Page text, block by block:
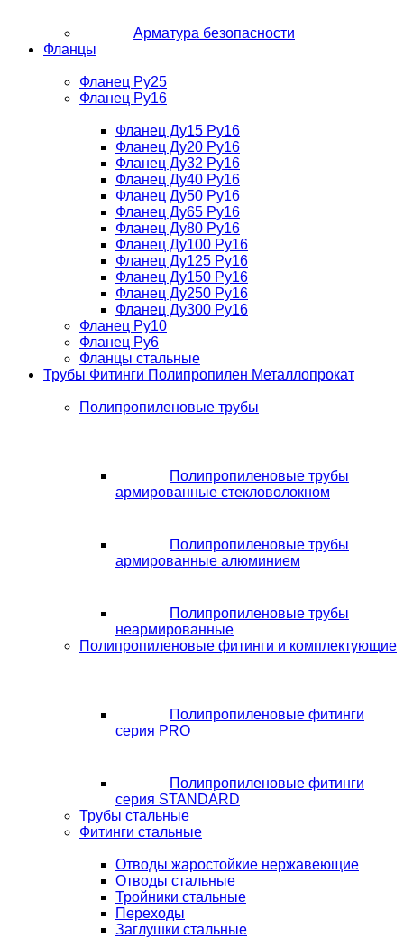
Арматура безопасности
Фланцы
Фланец Ру25
Фланец Ру16
Фланец Ду15 Ру16
Фланец Ду20 Ру16
Фланец Ду32 Ру16
Фланец Ду40 Ру16
Фланец Ду50 Ру16
Фланец Ду65 Ру16
Фланец Ду80 Ру16
Фланец Ду100 Ру16
Фланец Ду125 Ру16
Фланец Ду150 Ру16
Фланец Ду250 Ру16
Фланец Ду300 Ру16
Фланец Ру10
Фланец Ру6
Фланцы стальные
Трубы Фитинги Полипропилен Металлопрокат
Полипропиленовые трубы
Полипропиленовые трубы
армированные стекловолокном
Полипропиленовые трубы
армированные алюминием
Полипропиленовые трубы
неармированные
Полипропиленовые фитинги и комплектующие
Полипропиленовые фитинги
серия PRO
Полипропиленовые фитинги
серия STANDARD
Трубы стальные
Фитинги стальные
Отводы жаростойкие нержавеющие
Отводы стальные
Тройники стальные
Переходы
Заглушки стальные